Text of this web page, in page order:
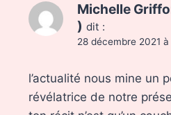
Michelle
) dit :
28 décembre 2021 à
l’actualité nous mine un
révélatrice de notre